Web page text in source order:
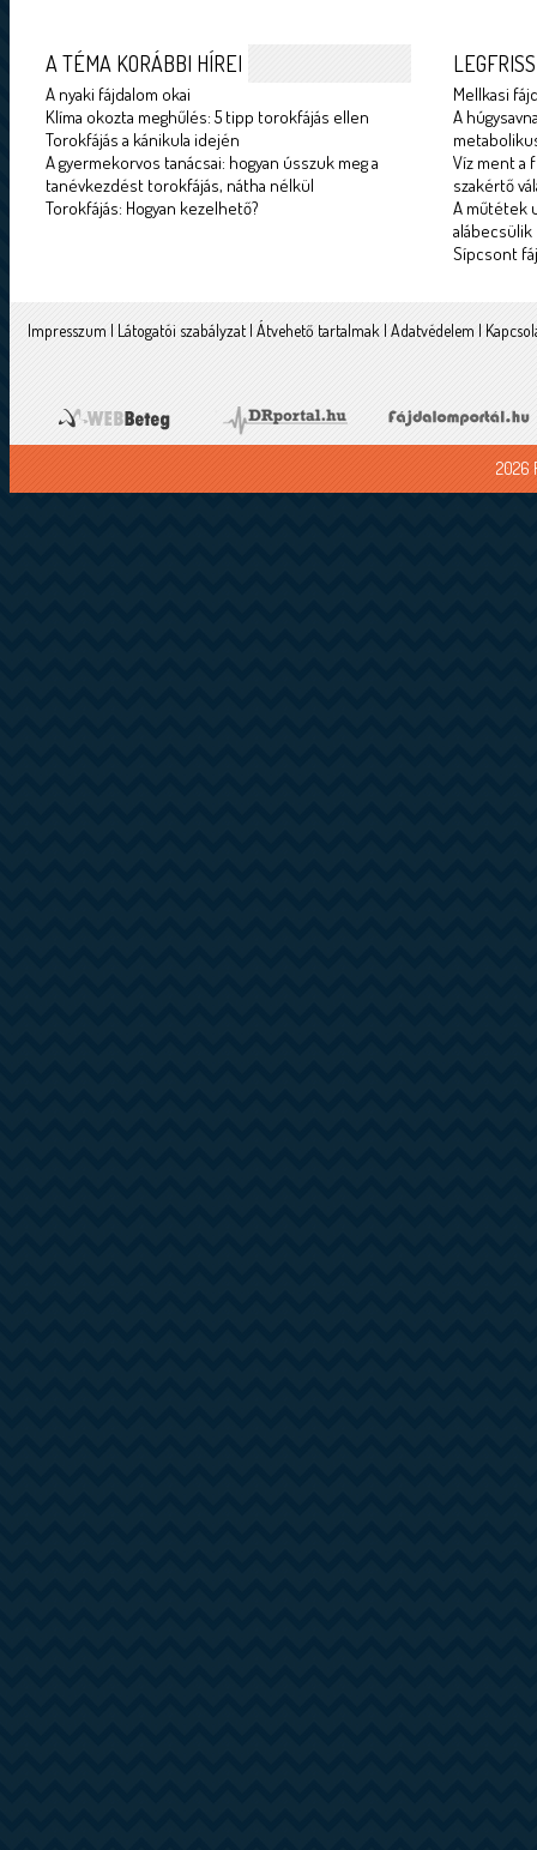
A TÉMA KORÁBBI HÍREI
A nyaki fájdalom okai
Klíma okozta meghűlés: 5 tipp torokfájás ellen
Torokfájás a kánikula idején
A gyermekorvos tanácsai: hogyan ússzuk meg a
tanévkezdést torokfájás, nátha nélkül
Torokfájás: Hogyan kezelhető?
Mellkasi
A
Víz ment a
szakértő
A műtétek
alábecsülik
Sípcsont
Impresszum | Látogatói szabályzat | Átvehető tartalmak | Adatvédelem |
2026